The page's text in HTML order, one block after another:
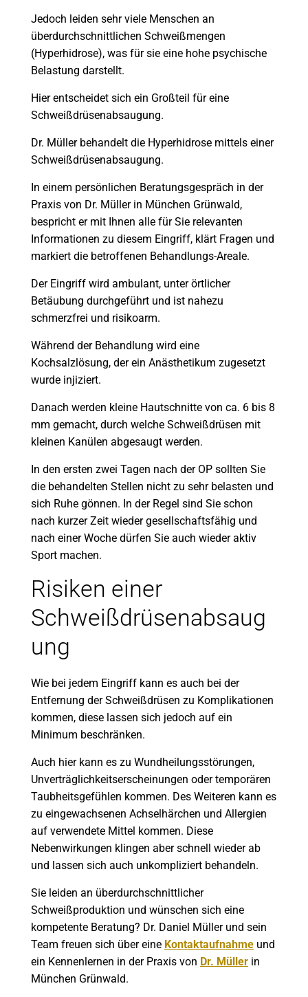
Jedoch leiden sehr viele Menschen an
überdurchschnittlichen Schweißmengen
(Hyperhidrose), was für sie eine hohe psychische
Belastung darstellt.
Hier entscheidet sich ein Großteil für eine
Schweißdrüsenabsaugung.
Dr. Müller behandelt die Hyperhidrose mittels einer
Schweißdrüsenabsaugung.
In einem persönlichen Beratungsgespräch in der
Praxis von Dr. Müller in München Grünwald,
bespricht er mit Ihnen alle für Sie relevanten
Informationen zu diesem Eingriff, klärt Fragen und
markiert die betroffenen Behandlungs-Areale.
Der Eingriff wird ambulant, unter örtlicher
Betäubung durchgeführt und ist nahezu
schmerzfrei und risikoarm.
Während der Behandlung wird eine
Kochsalzlösung, der ein Anästhetikum zugesetzt
wurde injiziert.
Danach werden kleine Hautschnitte von ca. 6 bis 8
mm gemacht, durch welche Schweißdrüsen mit
kleinen Kanülen abgesaugt werden.
In den ersten zwei Tagen nach der OP sollten Sie
die behandelten Stellen nicht zu sehr belasten und
sich Ruhe gönnen. In der Regel sind Sie schon
nach kurzer Zeit wieder gesellschaftsfähig und
nach einer Woche dürfen Sie auch wieder aktiv
Sport machen.
Risiken einer
Schweißdrüsenabsaug
ung
Wie bei jedem Eingriff kann es auch bei der
Entfernung der Schweißdrüsen zu Komplikationen
kommen, diese lassen sich jedoch auf ein
Minimum beschränken.
Auch hier kann es zu Wundheilungsstörungen,
Unverträglichkeitserscheinungen oder temporären
Taubheitsgefühlen kommen. Des Weiteren kann es
zu eingewachsenen Achselhärchen und Allergien
auf verwendete Mittel kommen. Diese
Nebenwirkungen klingen aber schnell wieder ab
und lassen sich auch unkompliziert behandeln.
Sie leiden an überdurchschnittlicher
Schweißproduktion und wünschen sich eine
kompetente Beratung? Dr. Daniel Müller und sein
Team freuen sich über eine Kontaktaufnahme und
ein Kennenlernen in der Praxis von Dr. Müller in
München Grünwald.